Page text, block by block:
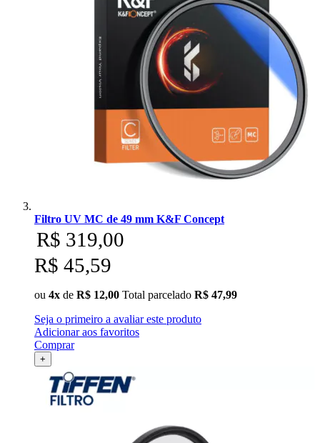
Filtro UV MC de 49 mm K&F Concept
R$ 319,00
R$ 45,59
ou 4x de R$ 12,00 Total parcelado R$ 47,99
Seja o primeiro a avaliar este produto
Adicionar aos favoritos
Comprar
+